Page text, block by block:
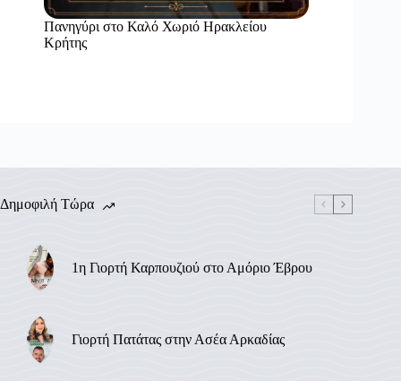
Πανηγύρι στο Καλό Χωριό Ηρακλείου
Κρήτης
Δημοφιλή Τώρα
1η Γιορτή Καρπουζιού στο Αμόριο Έβρου
Γιορτή Πατάτας στην Ασέα Αρκαδίας